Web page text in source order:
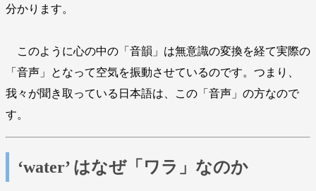
分かります。
このように心の中の「音韻」は無意識の変換を経て実際の
「音声」となって空気を振動させているのです。つまり、
我々が聞き取っている日本語は、この「音声」の方なので
す。
‘water’ はなぜ「ワラ」なのか